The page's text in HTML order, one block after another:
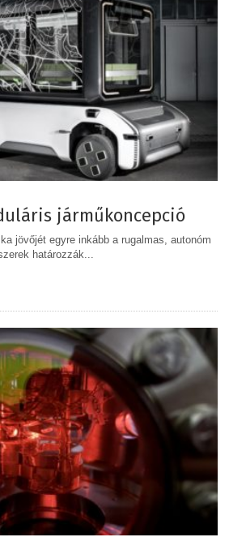
járműkoncepció
jövőjét egyre inkább a rugalmas, autonóm
határozzák...